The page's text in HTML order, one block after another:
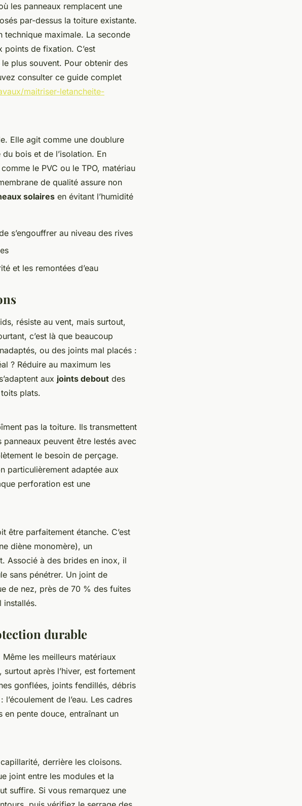
les panneaux remplacent une
par-dessus la toiture existante.
technique maximale. La seconde
points de fixation. C’est
plus souvent. Pour obtenir des
consulter ce guide complet
maitriser-letancheite-
Elle agit comme une doublure
bois et de l’isolation. En
le PVC ou le TPO, matériau
de qualité assure non
solaires en évitant l’humidité
s’engouffrer au niveau des rives
et les remontées d’eau
résiste au vent, mais surtout,
c’est là que beaucoup
ou des joints mal placés :
? Réduire au maximum les
aux joints debout des
plats.
pas la toiture. Ils transmettent
peuvent être lestés avec
le besoin de perçage.
particulièrement adaptée aux
perforation est une
être parfaitement étanche. C’est
diène monomère), un
Associé à des brides en inox, il
sans pénétrer. Un joint de
de nez, près de 70 % des fuites
installés.
durable
les meilleurs matériaux
après l’hiver, est fortement
gonflées, joints fendillés, débris
de l’eau. Les cadres
en pente douce, entraînant un
derrière les cloisons.
joint entre les modules et la
suffire. Si vous remarquez une